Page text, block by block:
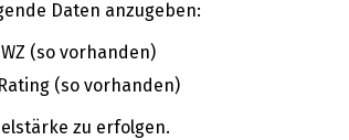
Daten anzugeben:
(so vorhanden)
(so vorhanden)
zu erfolgen.